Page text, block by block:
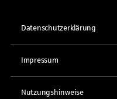
Datenschutzerklärung
Impressum
Nutzungshinweise